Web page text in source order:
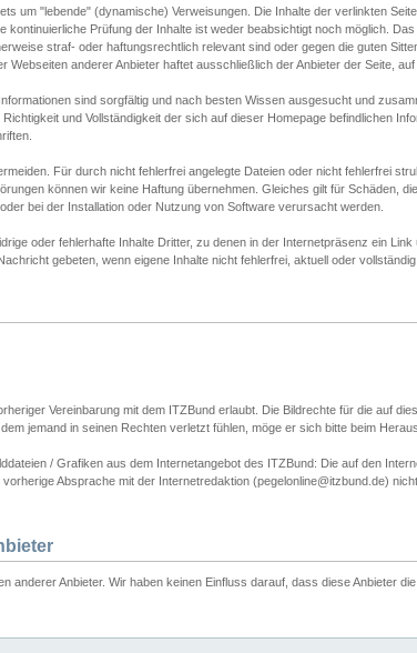
um "lebende" (dynamische) Verweisungen. Die Inhalte der verlinkten
kontinuierliche Prüfung der Inhalte ist weder beabsichtigt noch möglich.
straf- oder haftungsrechtlich relevant sind oder gegen die guten
Webseiten anderer Anbieter haftet ausschließlich der Anbieter der Seite,
sind sorgfältig und nach besten Wissen ausgesucht und
und Vollständigkeit der sich auf dieser Homepage befindlichen
Für durch nicht fehlerfrei angelegte Dateien oder nicht fehlerfrei
können wir keine Haftung übernehmen. Gleiches gilt für Schäden,
bei der Installation oder Nutzung von Software verursacht werden.
oder fehlerhafte Inhalte Dritter, zu denen in der Internetpräsenz ein Link
gebeten, wenn eigene Inhalte nicht fehlerfrei, aktuell oder
Vereinbarung mit dem ITZBund erlaubt. Die Bildrechte für die auf
jemand in seinen Rechten verletzt fühlen, möge er sich bitte beim
/ Grafiken aus dem Internetangebot des ITZBund: Die auf den
Absprache mit der Internetredaktion (pegelonline@itzbund.de)
anderer Anbieter. Wir haben keinen Einfluss darauf, dass diese Anbieter die